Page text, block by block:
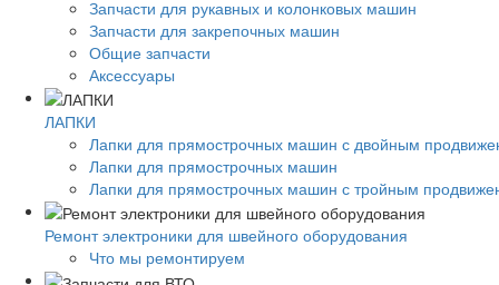
Запчасти для рукавных и колонковых машин
Запчасти для закрепочных машин
Общие запчасти
Аксессуары
ЛАПКИ
Лапки для прямострочных машин с двойным
Лапки для прямострочных машин
Лапки для прямострочных машин с тройным
Ремонт электроники для швейного оборудования
Что мы ремонтируем